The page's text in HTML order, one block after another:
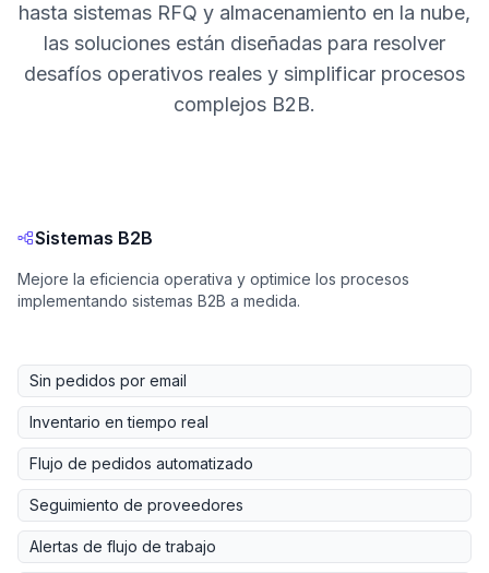
hasta sistemas RFQ y almacenamiento en la nube,
las soluciones están diseñadas para resolver
desafíos operativos reales y simplificar procesos
complejos B2B.
Sistemas B2B
Mejore la eficiencia operativa y optimice los procesos
implementando sistemas B2B a medida.
Sin pedidos por email
Inventario en tiempo real
Flujo de pedidos automatizado
Seguimiento de proveedores
Alertas de flujo de trabajo